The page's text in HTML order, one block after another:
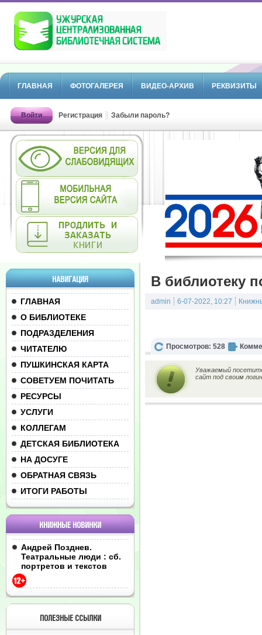
ГЛАВНАЯ ФОТОГАЛЕРЕЯ ВИДЕО-АРХИВ РЕКВИЗИТЫ
Войти Регистрация Забыли пароль?
НАВИГАЦИЯ
ГЛАВНАЯ
О БИБЛИОТЕКЕ
ПОДРАЗДЕЛЕНИЯ
ЧИТАТЕЛЮ
ПУШКИНСКАЯ КАРТА
СОВЕТУЕМ ПОЧИТАТЬ
РЕСУРСЫ
УСЛУГИ
КОЛЛЕГАМ
ДЕТСКАЯ БИБЛИОТЕКА
НА ДОСУГЕ
ОБРАТНАЯ СВЯЗЬ
ИТОГИ РАБОТЫ
КНИЖНЫЕ НОВИНКИ
Андрей Позднев.
Театральные люди : сб.
портретов и текстов
ПОЛЕЗНЫЕ ССЫЛКИ
В библиотеку
admin 6-07-2022, 10:27
Просмотров: 528
Уважаемый
сайт под своим